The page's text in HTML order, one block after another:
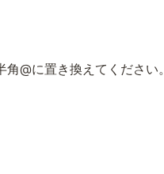
に置き換えてください。